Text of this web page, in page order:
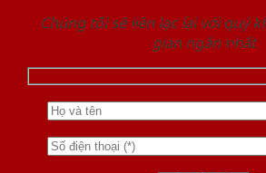
Chúng tôi sẽ liên lạc lại với quý
gian ngắn nhất